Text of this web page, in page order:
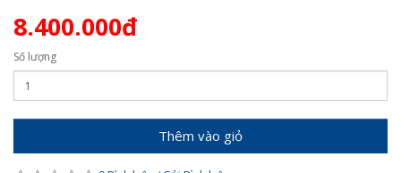
8.400.000đ
Số lượng
Thêm vào giỏ